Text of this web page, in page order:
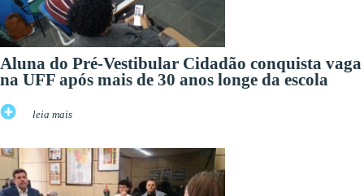
Aluna do Pré-Vestibular Cidadão conquista vaga
na UFF após mais de 30 anos longe da escola
leia mais